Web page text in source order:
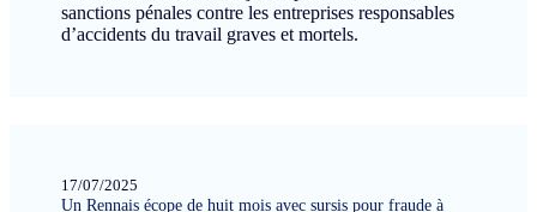
sanctions pénales contre les entreprises responsables
d’accidents du travail graves et mortels.
17/07/2025
Un Rennais écope de huit mois avec sursis pour fraude à